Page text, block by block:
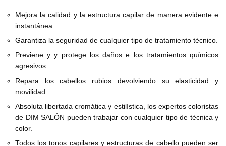
Mejora la calidad y la estructura capilar de manera evidente e
instantánea.
Garantiza la seguridad de cualquier tipo de tratamiento técnico.
Previene y y protege los daños e los tratamientos químicos
agresivos.
Repara los cabellos rubios devolviendo su elasticidad y
movilidad.
Absoluta libertada cromática y estilística, los expertos coloristas
de DIM SALÓN pueden trabajar con cualquier tipo de técnica y
color.
Todos los tonos capilares y estructuras de cabello pueden ser